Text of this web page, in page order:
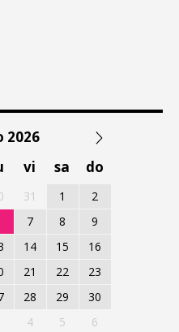
2026
vi sa do
31 1
2
7 8
9
14 15
16
21 22
23
28 29
30
4 5 6